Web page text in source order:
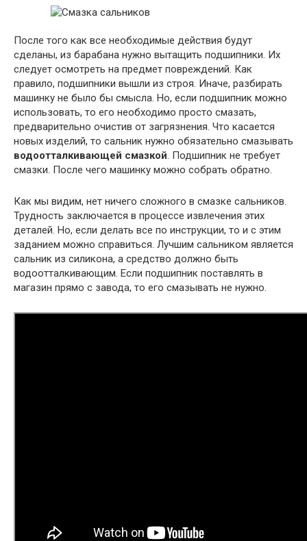
После того как все необходимые действия будут
сделаны, из барабана нужно вытащить подшипники. Их
следует осмотреть на предмет повреждений. Как
правило, подшипники вышли из строя. Иначе, разбирать
машинку не было бы смысла. Но, если подшипник можно
использовать, то его необходимо просто смазать,
предварительно очистив от загрязнения. Что касается
новых изделий, то сальник нужно обязательно смазывать
водоотталкивающей смазкой. Подшипник не требует
смазки. После чего машинку можно собрать обратно.
Как мы видим, нет ничего сложного в смазке сальников.
Трудность заключается в процессе извлечения этих
деталей. Но, если делать все по инструкции, то и с этим
заданием можно справиться. Лучшим сальником является
сальник из силикона, а средство должно быть
водоотталкивающим. Если подшипник поставлять в
магазин прямо с завода, то его смазывать не нужно.